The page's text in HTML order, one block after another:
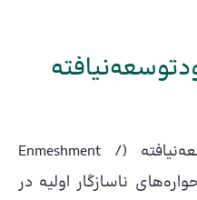
گرفتار یا خودتوسعه‌نیافته (Enmeshment /